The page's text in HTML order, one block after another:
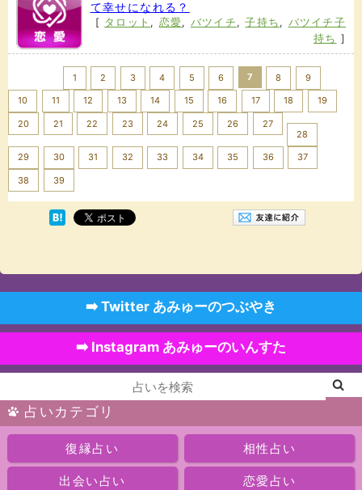
て幸せになれる？
[ タロット , 恋愛, バツイチ ,子持ち , バツイチ子
持ち ]
1 2 3 4 5 6 7 8 9
10 11 12 13 14 15 16 17 18 19
20 21 22 23 24 25 26
27
28
29 30 31 32 33 34 35 36 37
38 39
➡️ Twitter あみゅーのつぶやき
➡️ Instagram あみゅーのいんすた
占いカテゴリ
復縁占い 相性占い
出会い占い 恋愛占い